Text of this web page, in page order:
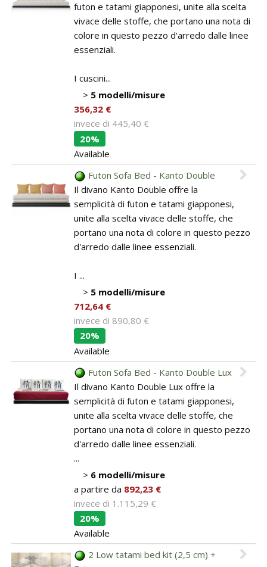
futon e tatami giapponesi, unite alla scelta
vivace delle stoffe, che portano una nota di
colore in questo pezzo d'arredo dalle linee
essenziali.
I cuscini...
> 5 modelli/misure
356,32 €
invece di 445,40 €
20%
Available
Futon Sofa Bed - Kanto Double
Il divano Kanto Double offre la
semplicità di futon e tatami giapponesi,
unite alla scelta vivace delle stoffe, che
portano una nota di colore in questo pezzo
d'arredo dalle linee essenziali.
I ...
> 5 modelli/misure
712,64 €
invece di 890,80 €
20%
Available
Futon Sofa Bed - Kanto Double Lux
Il divano Kanto Double Lux offre la
semplicità di futon e tatami giapponesi,
unite alla scelta vivace delle stoffe, che
portano una nota di colore in questo pezzo
d'arredo dalle linee essenziali.
...
> 6 modelli/misure
a partire da 892,23 €
invece di 1.115,29 €
20%
Available
2 Low tatami bed kit (2,5 cm) +